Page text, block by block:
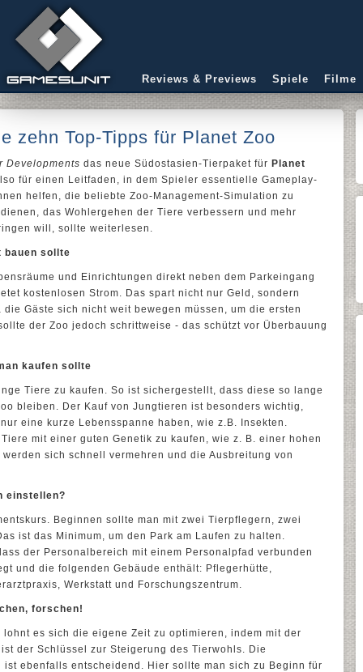
Reviews & Previews Spiele Filme
zehn Top-Tipps für Planet Zoo
Developments das neue Südostasien-Tierpaket für Planet
für einen Leitfaden, in dem Spieler essentielle Gameplay-
helfen, die beliebte Zoo-Management-Simulation zu
das Wohlergehen der Tiere verbessern und mehr
will, sollte weiterlesen.
bauen sollte
und Einrichtungen direkt neben dem Parkeingang
kostenlosen Strom. Das spart nicht nur Geld, sondern
Gäste sich nicht weit bewegen müssen, um die ersten
der Zoo jedoch schrittweise - das schützt vor Überbauung
kaufen sollte
Tiere zu kaufen. So ist sichergestellt, dass diese so lange
bleiben. Der Kauf von Jungtieren ist besonders wichtig,
eine kurze Lebensspanne haben, wie z.B. Insekten.
mit einer guten Genetik zu kaufen, wie z. B. einer hohen
sich schnell vermehren und die Ausbreitung von
einstellen?
Beginnen sollte man mit zwei Tierpflegern, zwei
ist das Minimum, um den Park am Laufen zu halten.
der Personalbereich mit einem Personalpfad verbunden
und die folgenden Gebäude enthält: Pflegerhütte,
Werkstatt und Forschungszentrum.
forschen!
es sich die eigene Zeit zu optimieren, indem mit der
der Schlüssel zur Steigerung des Tierwohls. Die
ebenfalls entscheidend. Hier sollte man sich zu Beginn für